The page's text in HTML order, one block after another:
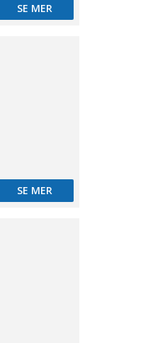
SE MER
SE MER